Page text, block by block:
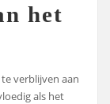
het
verblijven aan
als het